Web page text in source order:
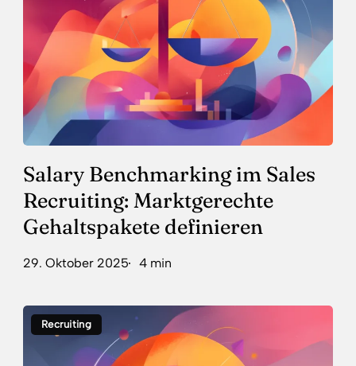
Recruiting:
Marktgerechte
Gehaltspakete
definieren
Salary Benchmarking im Sales
Recruiting: Marktgerechte
Gehaltspakete definieren
29. Oktober 2025 4 min
Wie
Recruiting